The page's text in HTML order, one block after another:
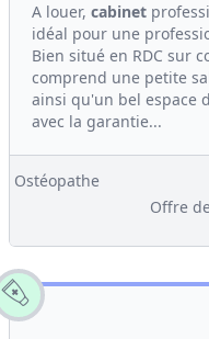
A louer, cabinet
idéal pour une
Bien situé en RDC sur
comprend une petite
ainsi qu'un bel espace
avec la garantie...
Ostéopathe
Offre